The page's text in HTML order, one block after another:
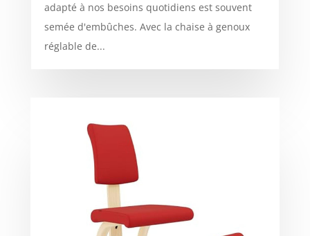
adapté à nos besoins quotidiens est souvent
semée d'embûches. Avec la chaise à genoux
réglable de...